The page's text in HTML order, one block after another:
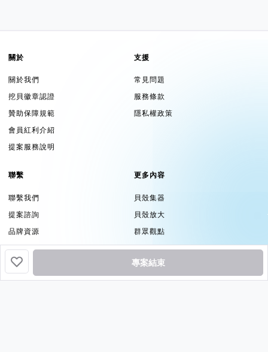
專案結束
關於
關於我們
挖貝徽章認證
贊助保障規範
會員紅利介紹
提案服務說明
支援
常見問題
服務條款
隱私權政策
聯繫
聯繫我們
提案諮詢
品牌資源
更多內容
貝殼集器
貝殼放大
群眾觀點
追蹤